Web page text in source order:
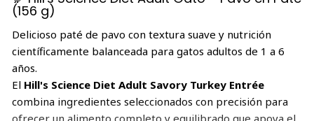
(156 g)
Delicioso paté de pavo con textura suave y nutrición
científicamente balanceada para gatos adultos de 1 a 6
años.
El Hill's Science Diet Adult Savory Turkey Entrée
combina ingredientes seleccionados con precisión para
ofrecer un alimento completo y equilibrado que apoya el